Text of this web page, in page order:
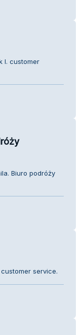
I. customer
Biuro podróży
service.